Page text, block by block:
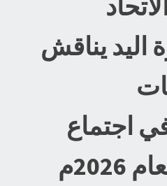
اليد يناقش
اجتماع